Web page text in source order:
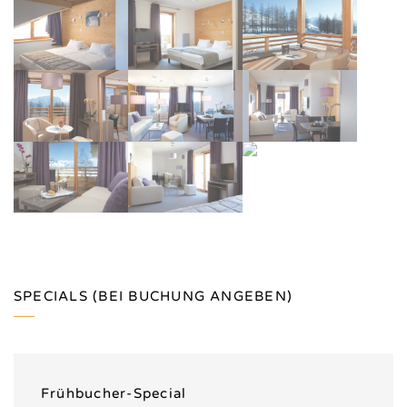
SPECIALS (BEI BUCHUNG ANGEBEN)
Frühbucher-Special